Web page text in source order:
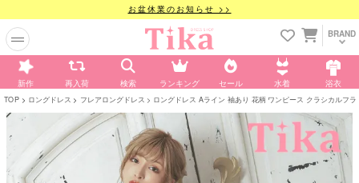
お盆休業のお知らせ >>
BRAND
新作 再入荷 検索 ランキング セール 水着 浴衣
TOP ロングドレス フレアロングドレス ロングドレス Aライン 袖あり 花柄 ワンピース クラシカルフ